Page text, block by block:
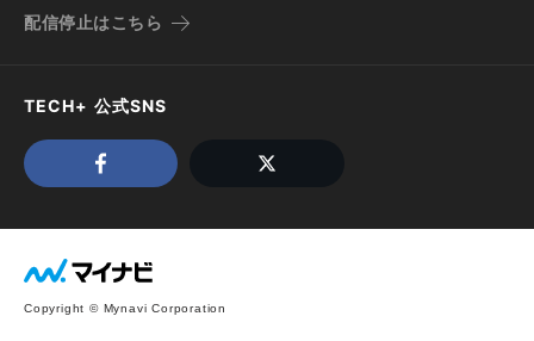
配信停止はこちら
TECH+ 公式SNS
Copyright © Mynavi Corporation